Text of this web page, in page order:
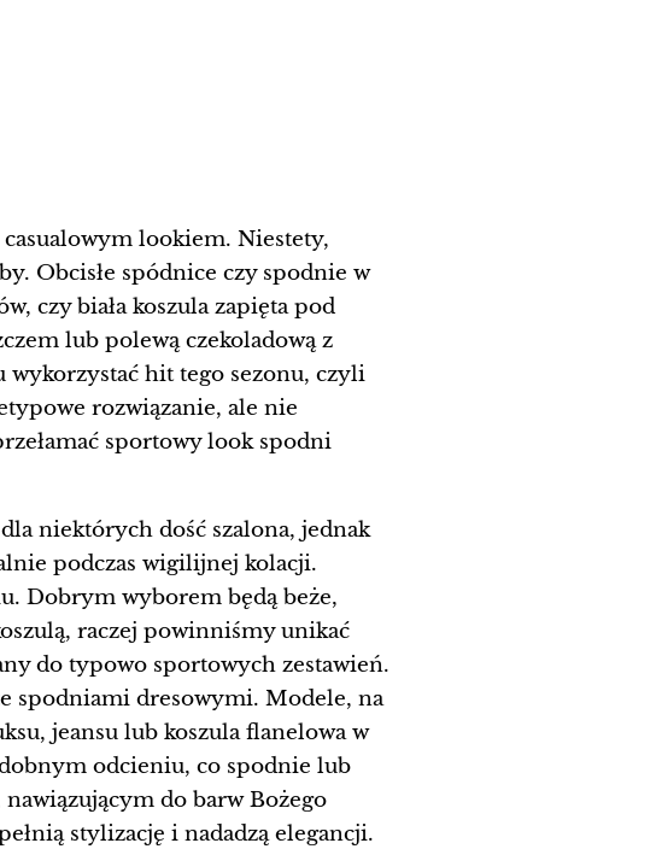
lookiem. Niestety,
Obcisłe spódnice czy spodnie w
czy biała koszula zapięta pod
lub polewą czekoladową z
wykorzystać hit tego sezonu, czyli
rozwiązanie, ale nie
sportowy look spodni
niektórych dość szalona, jednak
podczas wigilijnej kolacji.
Dobrym wyborem będą beże,
raczej powinniśmy unikać
do typowo sportowych zestawień.
spodniami dresowymi. Modele, na
jeansu lub koszula flanelowa w
odcieniu, co spodnie lub
do barw Bożego
stylizację i nadadzą elegancji.